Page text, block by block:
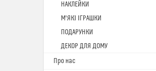
НАКЛЕЙКИ
М'ЯКІ ІГРАШКИ
ПОДАРУНКИ
ДЕКОР ДЛЯ ДОМУ
Про нас